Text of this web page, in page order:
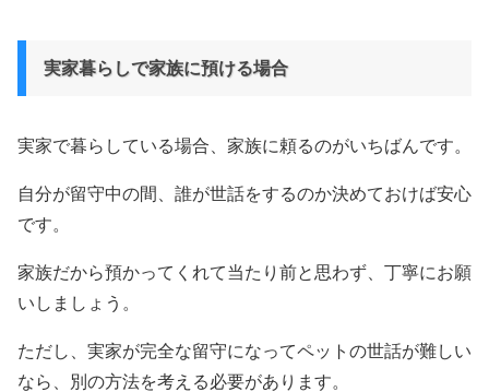
実家暮らしで家族に預ける場合
実家で暮らしている場合、家族に頼るのがいちばんです。
自分が留守中の間、誰が世話をするのか決めておけば安心
です。
家族だから預かってくれて当たり前と思わず、丁寧にお願
いしましょう。
ただし、実家が完全な留守になってペットの世話が難しい
なら、別の方法を考える必要があります。